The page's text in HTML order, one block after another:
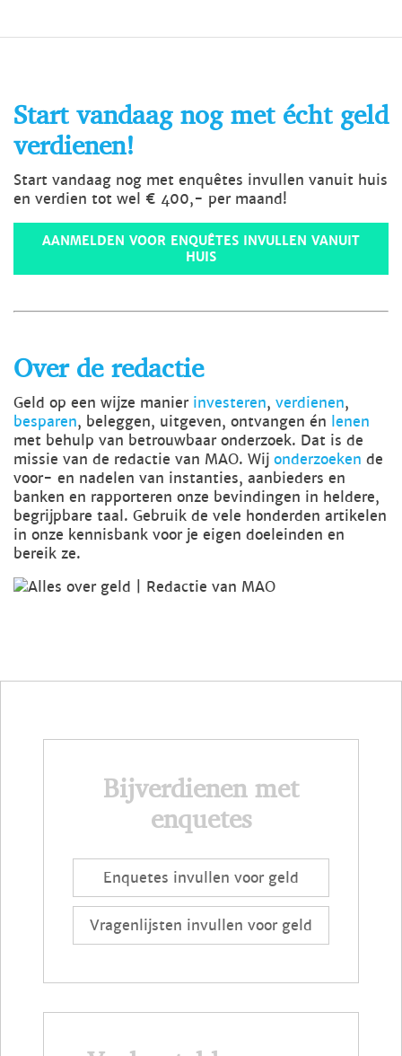
Start vandaag nog met écht geld
verdienen!
Start vandaag nog met enquêtes invullen vanuit huis
en verdien tot wel € 400,- per maand!
AANMELDEN VOOR ENQUÊTES INVULLEN VANUIT
HUIS
Over de redactie
Geld op een wijze manier investeren, verdienen,
besparen, beleggen, uitgeven, ontvangen én lenen
met behulp van betrouwbaar onderzoek. Dat is de
missie van de redactie van MAO. Wij onderzoeken de
voor- en nadelen van instanties, aanbieders en
banken en rapporteren onze bevindingen in heldere,
begrijpbare taal. Gebruik de vele honderden artikelen
in onze kennisbank voor je eigen doeleinden en
bereik ze.
Bijverdienen met
enquetes
Enquetes invullen voor geld
Vragenlijsten invullen voor geld